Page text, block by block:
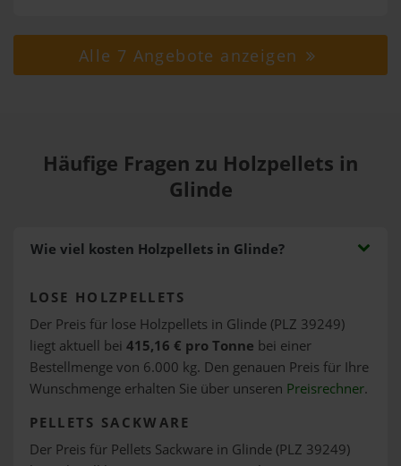
Alle 7 Angebote anzeigen
Häufige Fragen zu Holzpellets in
Glinde
Wie viel kosten Holzpellets in Glinde?
LOSE HOLZPELLETS
Der Preis für lose Holzpellets in Glinde (PLZ 39249)
liegt aktuell bei 415,16 € pro Tonne bei einer
Bestellmenge von 6.000 kg. Den genauen Preis für Ihre
Wunschmenge erhalten Sie über unseren Preisrechner.
PELLETS SACKWARE
Der Preis für Pellets Sackware in Glinde (PLZ 39249)